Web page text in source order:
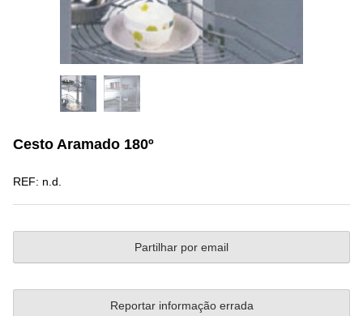
Cesto Aramado 180º
REF: n.d.
Partilhar por email
Reportar informação errada